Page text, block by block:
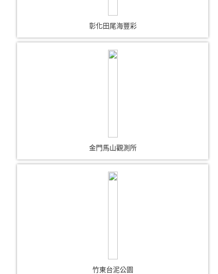
彰化田尾海豐彩
金門馬山觀測所
竹東台泥公園